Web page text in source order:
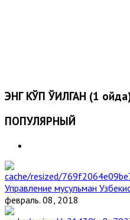
ЭНГ КЎП ЎҚИЛГАН (1
ПОПУЛЯРНЫЙ
Управление мусульман
февраль. 08, 2018